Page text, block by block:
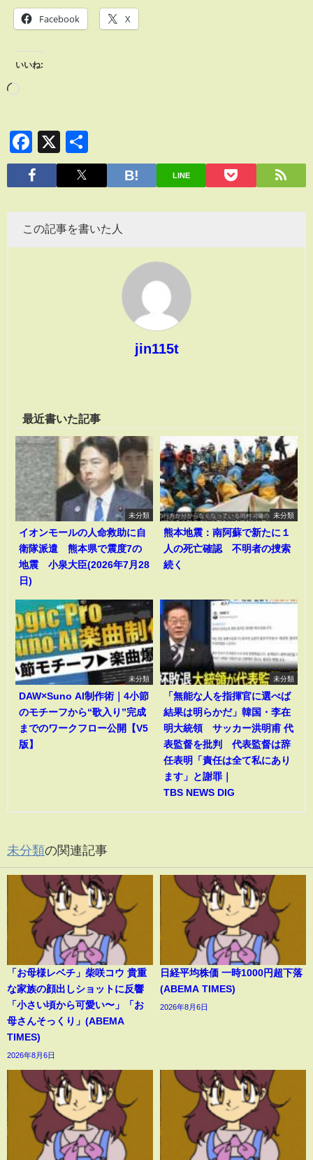
Facebook X
いいね:
Facebook
X
有
LINE
この記事を書いた人
jin115t
最近書いた記事
未分類
イオンモールの人命救助に自
衛隊派遣 熊本県で震度7の
地震 小泉大臣(2026年7月28
日)
未分類
熊本地震：南阿蘇で新たに１
人の死亡確認 不明者の捜索
続く
未分類
DAW×Suno AI制作術｜4小節
のモチーフから“歌入り”完成
までのワークフロー公開【V5
版】
未分類
「無能な人を指揮官に選べば
結果は明らかだ」韓国・李在
明大統領 サッカー洪明甫 代
表監督を批判 代表監督は辞
任表明「責任は全て私にあり
ます」と謝罪｜
TBS NEWS DIG
未分類の関連記事
「お母様レベチ」柴咲コウ 貴重
な家族の顔出しショットに反響
「小さい頃から可愛い〜」「お
母さんそっくり」(ABEMA
TIMES)
2026年8月6日
日経平均株価 一時1000円超下落
(ABEMA TIMES)
2026年8月6日